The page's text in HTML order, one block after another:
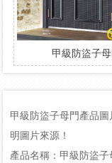
甲級防盜子
甲級防盜子母門產品
明圖片來源！
產品名稱：甲級防盜